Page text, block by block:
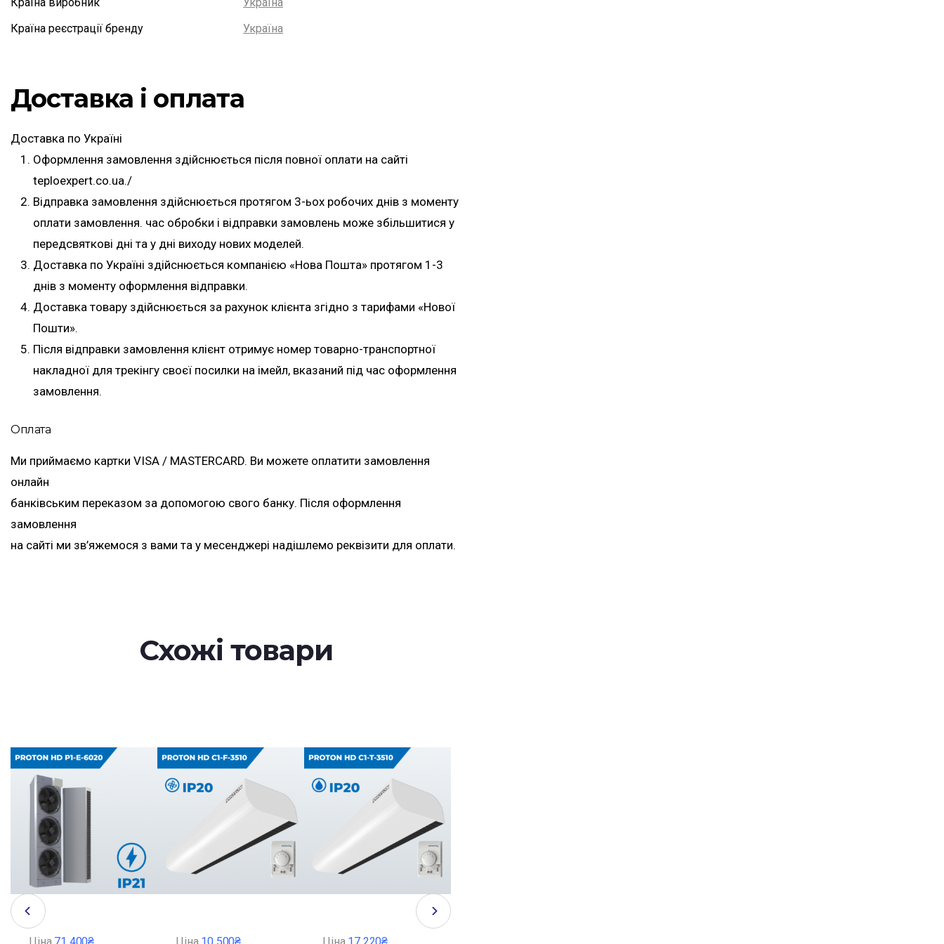
Країна реєстрації бренду
Україна
Доставка і оплата
Доставка по Україні
Оформлення замовлення здійснюється після повної оплати на сайті
teploexpert.co.ua./
Відправка замовлення здійснюється протягом 3-ьох робочих днів з моменту
оплати замовлення. час обробки і відправки замовлень може збільшитися у
передсвяткові дні та у дні виходу нових моделей.
Доставка по Україні здійснюється компанією «Нова Пошта» протягом 1-3
днів з моменту оформлення відправки.
Доставка товару здійснюється за рахунок клієнта згідно з тарифами «Нової
Пошти».
Після відправки замовлення клієнт отримує номер товарно-транспортної
накладної для трекінгу своєї посилки на імейл, вказаний під час оформлення
замовлення.
Оплата
Ми приймаємо картки VISA / MASTERCARD. Ви можете оплатити замовлення
онлайн
банківським переказом за допомогою свого банку. Після оформлення
замовлення
на сайті ми зв’яжемося з вами та у месенджері надішлемо реквізити для оплати.
Схожі товари